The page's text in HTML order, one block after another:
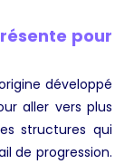
pour
développé
aller vers plus
structures qui
de progression.